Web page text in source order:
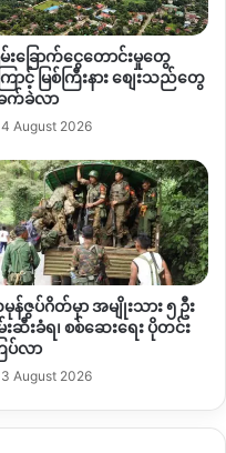
ေရဆဲဖြစ်တယ်လို့
ောဆိုနေကြပါတယ်။
Copy URL
မ်းခြောက်ငွေတောင်းမှုတွေ
ောင့် မြစ်ကြီးနား စျေးသည်တွေ
က်ခဲလာ
4 August 2026
န်ဇွပ်ဂိတ်မှာ အမျိုးသား ၅ ဦး
းဆီးခံရ၊ စစ်ဆေးရေး ပိုတင်း
ပ်လာ
3 August 2026